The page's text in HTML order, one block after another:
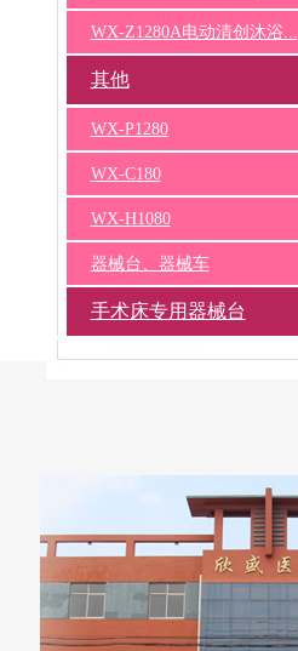
WX-Z1280A电动清创沐浴...
其他
WX-P1280
WX-C180
WX-H1080
器械台、器械车
手术床专用器械台